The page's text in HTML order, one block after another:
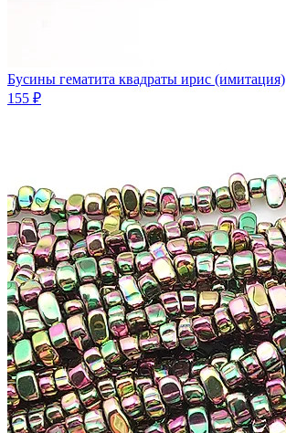
Бусины гематита квадраты ирис (имитация)
155 ₽